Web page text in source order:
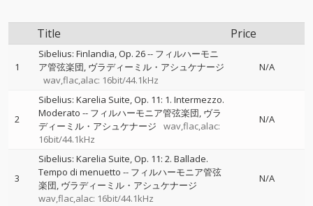
Title Price
1
Sibelius: Finlandia, Op. 26-- フィルハーモニ
ア管弦楽団 ヴラディーミル・アシュケナージ
wav,flac,alac: 16bit/44.1kHz
N/A
2
Sibelius: Karelia Suite, Op. 11: 1. Intermezzo.
Moderato -- フィルハーモニア管弦楽団 ヴラ
ディーミル・アシュケナージ
wav,flac,alac:
16bit/44.1kHz
N/A
3
Sibelius: Karelia Suite, Op. 11: 2. Ballade.
Tempo di menuetto -- フィルハーモニア管弦
楽団 ヴラディーミル・アシュケナージ
wav,flac,alac: 16bit/44.1kHz
N/A